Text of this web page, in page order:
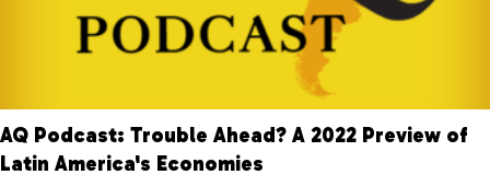
AQ Podcast: Trouble Ahead? A 2022 Preview of
Latin America's Economies